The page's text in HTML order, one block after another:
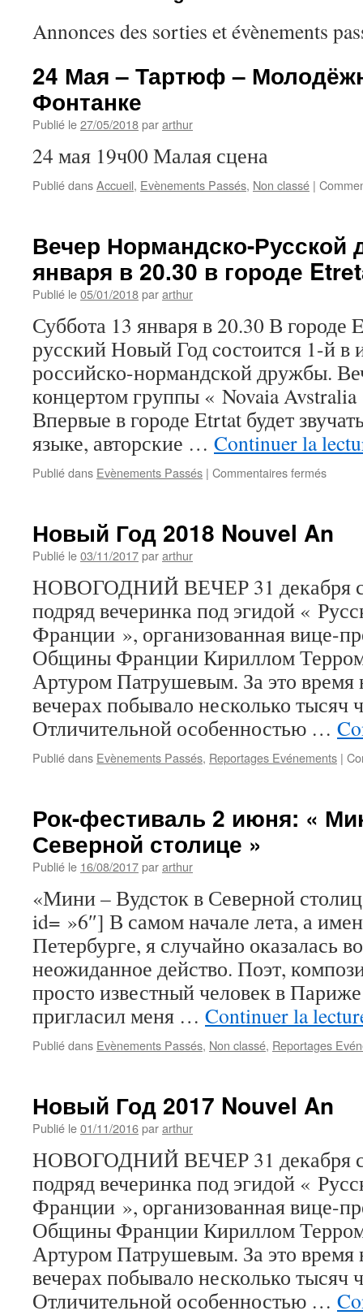
Annonces des sorties et évènements
24 Мая – Тартюф –
Фонтанке
Publié le27/05/2018pararthur
24 мая 19ч00 Малая сцена
Publié dansAccueil, Evènements Passés, Non classé |
Вечер Нормандско-Русской
января в 20.30 в городе
Publié le05/01/2018pararthur
Суббота 13 января в 20.30 В городе
русский Новый Год cостоится 1-й в
российско-нормандской дружбы.
концертом группы « Novaia Avstralia
Впервые в городе Etrtat будет
языке, авторские … Continuer la
Publié dans Evènements Passés | Commentaires ferméssur
в
20.30
в
городе
Etretat
Новый Год 2018 Nouvel An
Publié le03/11/2017pararthur
НОВОГОДНИЙ ВЕЧЕР 31 декабря с
подряд вечеринка под эгидой «
Франции », организованная вице-
Общины Франции Кириллом Терром
Артуром Патрушевым. За это время
вечерах побывало несколько тысяч
Отличительной особенностью …
Publié dans Evènements Passés, Reportages Evénements |
Рок-фестиваль 2 июня: «
Северной столице »
Publié le 16/08/2017pararthur
«Мини – Вудсток в Северной
id= »6″] В самом начале лета, а
Петербурге, я случайно оказалась
неожиданное действо. Поэт,
просто известный человек в
пригласил меня … Continuer la
Publié dans Evènements Passés, Non classé, Reportages
Новый Год 2017 Nouvel An
Publié le01/11/2016pararthur
НОВОГОДНИЙ ВЕЧЕР 31 декабря с
подряд вечеринка под эгидой «
Франции », организованная вице-
Общины Франции Кириллом Терром
Артуром Патрушевым. За это время
вечерах побывало несколько тысяч
Отличительной особенностью …